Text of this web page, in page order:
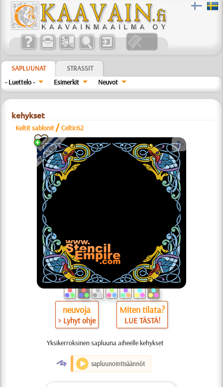
SAPLUUNAT
STRASSIT
- Luettelo -
Esimerkit Neuvot
kehykset
Keltit sablonit /Celtic62
a
neuvoja
> Lyhyt ohje
Miten tilata?
LUE TÄSTÄ!
Yksikerroksinen sapluuna aiheelle kehykset
O sapluunointisäännöt